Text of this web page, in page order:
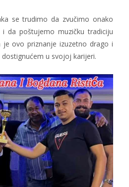
se trudimo da zvučimo onako
da poštujemo muzičku tradiciju
je ovo priznanje izuzetno drago i
u svojoj karijeri.